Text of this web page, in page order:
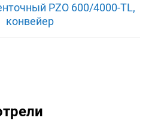
PZO 600/4000-TL,
конвейер